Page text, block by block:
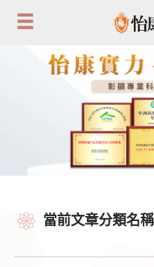
當前文章分類名